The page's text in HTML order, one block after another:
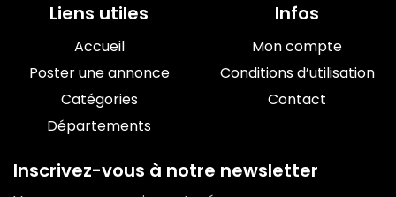
Liens utiles
Accueil
Poster une annonce
Catégories
Départements
Infos
Mon compte
Conditions d’utilisation
Contact
Inscrivez-vous à notre newsletter